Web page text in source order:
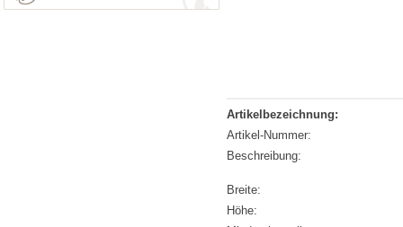
Artikelbezeichnung:
Artikel-Nummer:
Beschreibung:
Breite:
Höhe: